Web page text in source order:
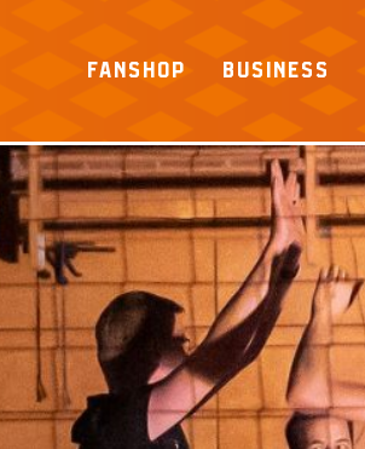
FANSHOP BUSINESS